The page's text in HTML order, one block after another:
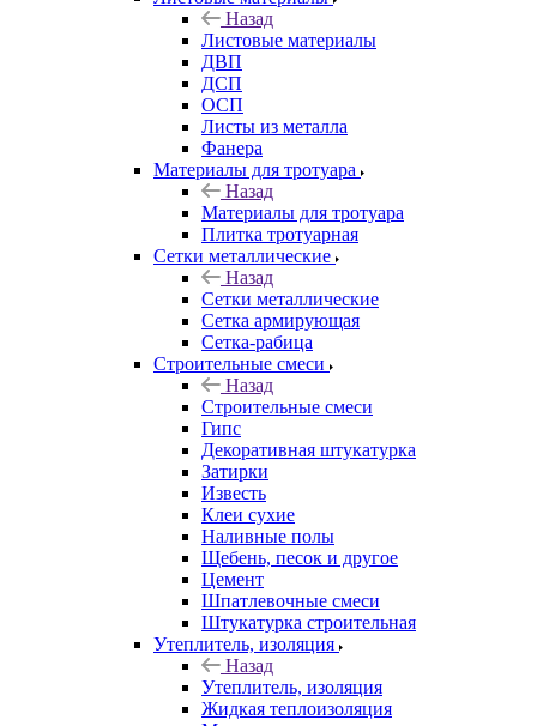
Назад
Листовые материалы
ДВП
ДСП
ОСП
Листы из металла
Фанера
Материалы для тротуара
Назад
Материалы для тротуара
Плитка тротуарная
Сетки металлические
Назад
Сетки металлические
Сетка армирующая
Сетка-рабица
Строительные смеси
Назад
Строительные смеси
Гипс
Декоративная штукатурка
Затирки
Известь
Клеи сухие
Наливные полы
Щебень, песок и другое
Цемент
Шпатлевочные смеси
Штукатурка строительная
Утеплитель, изоляция
Назад
Утеплитель, изоляция
Жидкая теплоизоляция